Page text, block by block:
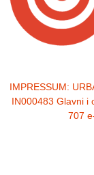
IMPRESSUM:
IN000483 Glavni i
707